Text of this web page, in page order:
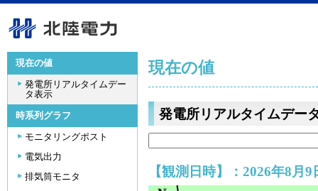
現在の値
発電所リアルタイムデー
タ表示
時系列グラフ
モニタリングポスト
電気出力
排気筒モニタ
現在の値
発電所リアルタイムデー
【観測日時】：2026年8月